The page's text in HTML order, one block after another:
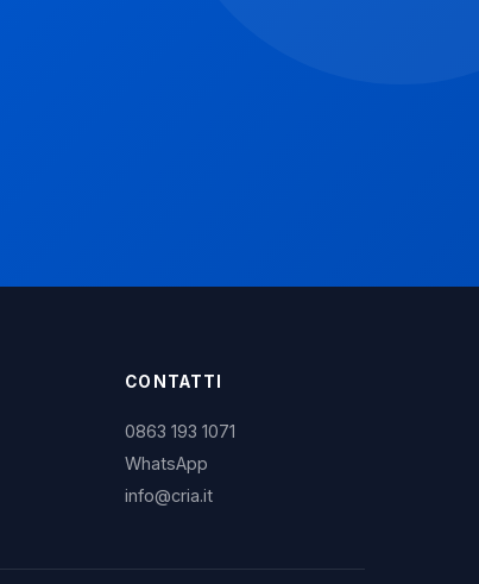
CONTATTI
0863 193 1071
WhatsApp
info@cria.it